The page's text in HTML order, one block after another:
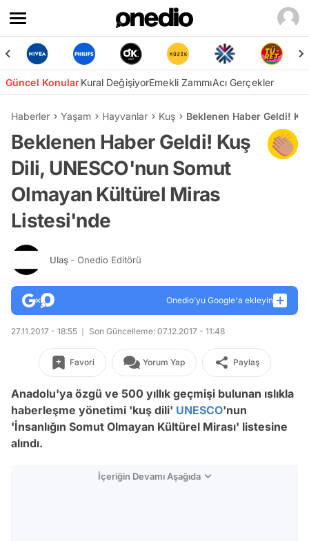
Güncel KonularKural DeğişiyorEmekli ZammıAcı Gerçekler
Haberler Yaşam Hayvanlar Kuş Beklenen Haber Geldi!
Beklenen Haber Geldi! Kuş
Dili, UNESCO'nun Somut
Olmayan Kültürel Miras
Listesi'nde
Ulaş - Onedio Editörü
Onedio’yu Google'a ekleyin
27.11.2017 - 18:55 Son Güncelleme: 07.12.2017 - 11:48
Favori Yorum Yap Paylaş
Anadolu'ya özgü ve 500 yıllık geçmişi bulunan ıslıkla
haberleşme yönetimi 'kuş dili' UNESCO'nun
'İnsanlığın Somut Olmayan Kültürel Mirası' listesine
alındı.
İçeriğin Devamı Aşağıda